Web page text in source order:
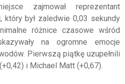
zajmował reprezentant
który był zaledwie 0,03 sekundy
różnice czasowe wśród
na ogromne emocje
Pierwszą piątkę uzupełnili
i Michael Matt (+0,67).